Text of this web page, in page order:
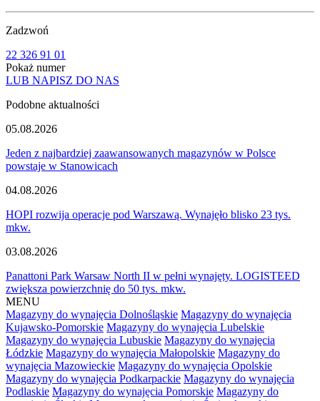
Zadzwoń
22 326 91 01
Pokaż numer
LUB NAPISZ DO NAS
Podobne aktualności
05.08.2026
Jeden z najbardziej zaawansowanych magazynów w Polsce
powstaje w Stanowicach
04.08.2026
HOPI rozwija operacje pod Warszawą. Wynajęło blisko 23 tys.
mkw.
03.08.2026
Panattoni Park Warsaw North II w pełni wynajęty. LOGISTEED
zwiększa powierzchnię do 50 tys. mkw.
MENU
Magazyny do wynajęcia Dolnośląskie Magazyny do wynajęcia
Kujawsko-Pomorskie Magazyny do wynajęcia Lubelskie
Magazyny do wynajęcia Lubuskie Magazyny do wynajęcia
Łódzkie Magazyny do wynajęcia Małopolskie Magazyny do
wynajęcia Mazowieckie Magazyny do wynajęcia Opolskie
Magazyny do wynajęcia Podkarpackie Magazyny do wynajęcia
Podlaskie Magazyny do wynajęcia Pomorskie Magazyny do